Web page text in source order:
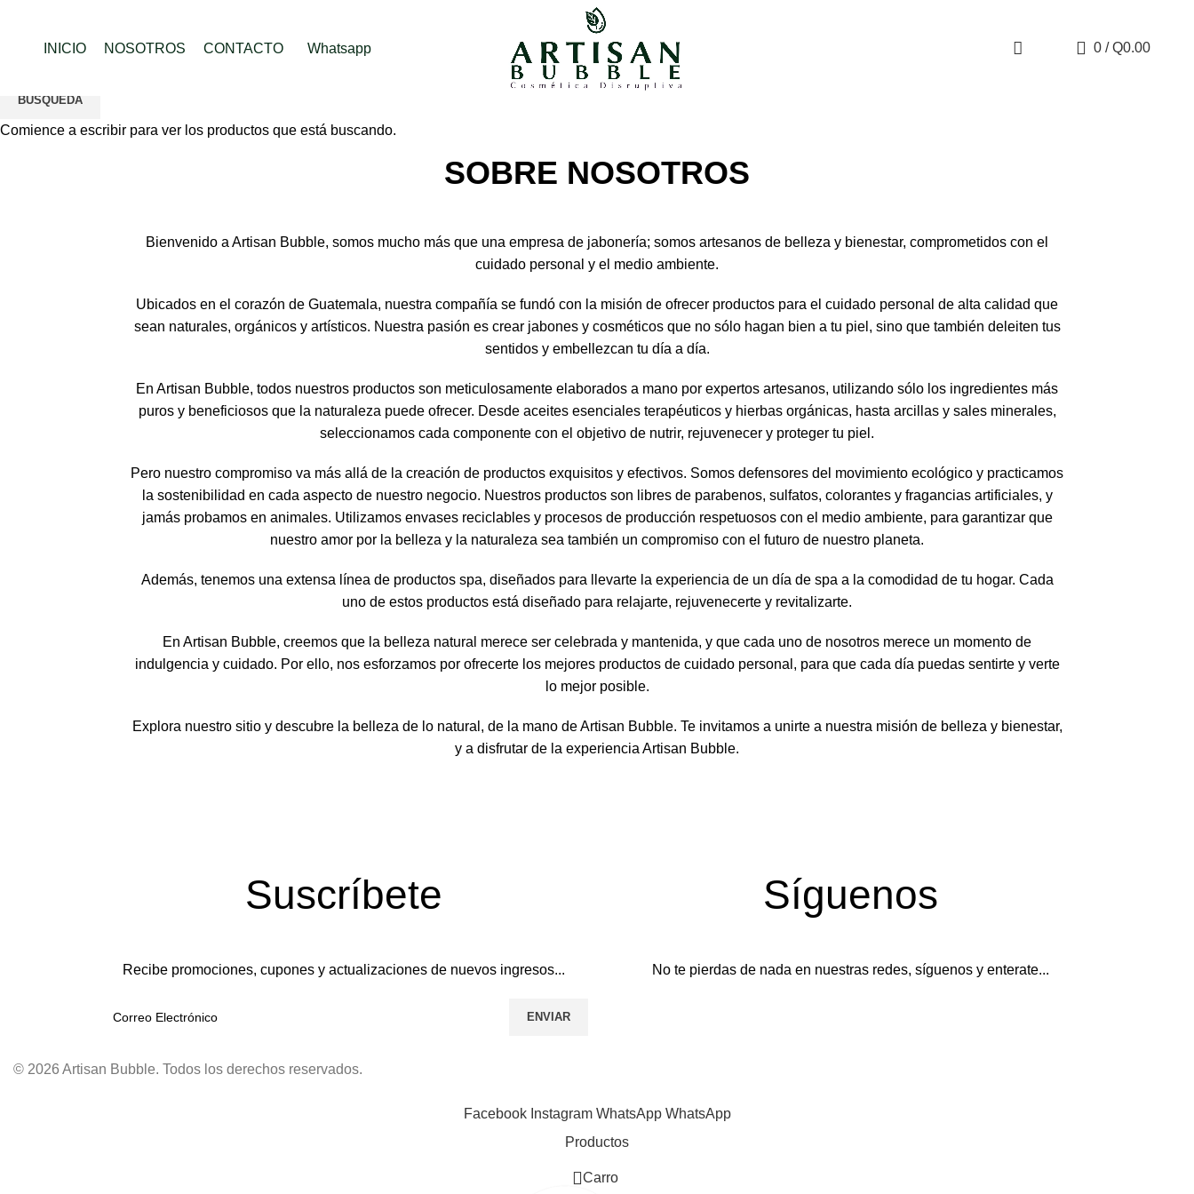
INICIO NOSOTROS CONTACTO Whatsapp 0/ Q0.00
SOBRE NOSOTROS
Bienvenido a Artisan Bubble, somos mucho más que una empresa de jabonería; somos artesanos de belleza y bienestar, comprometidos con el
cuidado personal y el medio ambiente.
Ubicados en el corazón de Guatemala, nuestra compañía se fundó con la misión de ofrecer productos para el cuidado personal de alta calidad que
sean naturales, orgánicos y artísticos. Nuestra pasión es crear jabones y cosméticos que no sólo hagan bien a tu piel, sino que también deleiten tus
sentidos y embellezcan tu día a día.
En Artisan Bubble, todos nuestros productos son meticulosamente elaborados a mano por expertos artesanos, utilizando sólo los ingredientes más
puros y beneficiosos que la naturaleza puede ofrecer. Desde aceites esenciales terapéuticos y hierbas orgánicas, hasta arcillas y sales minerales,
seleccionamos cada componente con el objetivo de nutrir, rejuvenecer y proteger tu piel.
Pero nuestro compromiso va más allá de la creación de productos exquisitos y efectivos. Somos defensores del movimiento ecológico y practicamos
la sostenibilidad en cada aspecto de nuestro negocio. Nuestros productos son libres de parabenos, sulfatos, colorantes y fragancias artificiales, y
jamás probamos en animales. Utilizamos envases reciclables y procesos de producción respetuosos con el medio ambiente, para garantizar que
nuestro amor por la belleza y la naturaleza sea también un compromiso con el futuro de nuestro planeta.
Además, tenemos una extensa línea de productos spa, diseñados para llevarte la experiencia de un día de spa a la comodidad de tu hogar. Cada
uno de estos productos está diseñado para relajarte, rejuvenecerte y revitalizarte.
En Artisan Bubble, creemos que la belleza natural merece ser celebrada y mantenida, y que cada uno de nosotros merece un momento de
indulgencia y cuidado. Por ello, nos esforzamos por ofrecerte los mejores productos de cuidado personal, para que cada día puedas sentirte y verte
lo mejor posible.
Explora nuestro sitio y descubre la belleza de lo natural, de la mano de Artisan Bubble. Te invitamos a unirte a nuestra misión de belleza y bienestar,
y a disfrutar de la experiencia Artisan Bubble.
Suscríbete
Recibe promociones, cupones y actualizaciones de nuevos ingresos...
Síguenos
No te pierdas de nada en nuestras redes, síguenos y enterate...
© 2026 Artisan Bubble. Todos los derechos reservados.
Facebook Instagram WhatsApp WhatsApp
BÚSQUEDA
Comience a escribir para ver los productos que está buscando.
Productos
0
Carro